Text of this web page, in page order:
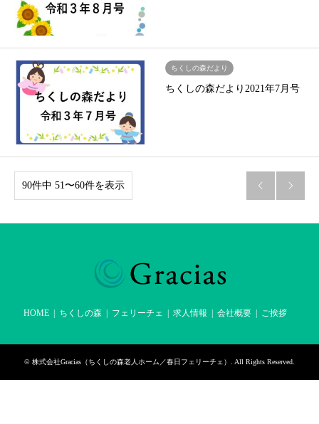
ちくしの森だより
ちくしの森だより2021年7月号
90件中 51〜60件を表示  
HOME ちくしの森 フェリーチェ 求人情報 会社概要 ご挨拶
© 株式会社Gracias（ちくしの森老人ホーム／春日フェリーチェ） . All Rights Reserved.